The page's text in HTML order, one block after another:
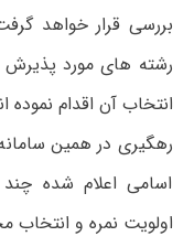
بررسی قرار خواهد
رشته های مورد پذیرش
انتخاب آن اقدام نموده
رهگیری در همین
اسامی اعلام شده
اولویت نمره و